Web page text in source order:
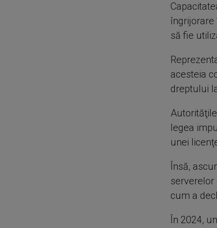
îngrijorare
să fie
acesteia
dreptului
legea
unei
Însă,
cum a
În 2024,